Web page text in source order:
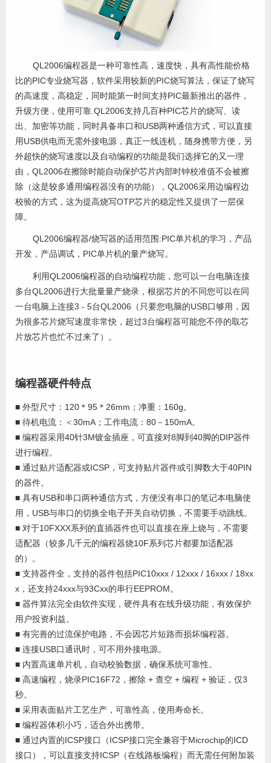
QL2006编程器是一种可靠性高，速度快，具有高性能价格
比的PIC专业烧写器，软件采用较新的PIC烧写算法，保证了烧写
的高速度，高稳定，同时能第一时间支持PIC最新推出的器件，
升级方便，使用可靠.QL2006支持几百种PIC芯片的烧写、读
出、加密等功能，同时具备串口和USB两种通信方式，可以直接
用USB供电而无需外接电源，真正一线连机，随身携带方便，另
外超快的烧写速度以及自动编程的功能是我们选择它的又一理
由，QL2006在擦除时能自动保护芯片内部时钟校准值不会被擦
除（这是较多通用编程器没有的功能），QL2006采用边编程边
校验的方式，这为提高烧写OTP芯片的稳定性又提供了一层保
障。
QL2006编程器/烧写器的适用范围:PIC单片机的学习，产品
开发，产品调试，PIC单片机的量产烧写。
利用QL2006编程器的自动编程功能，您可以一台电脑连接
多台QL2006进行大批量量产烧录，根据芯片的不同您可以在同
一台电脑上连接3 - 5台QL2006（只要您电脑的USB口够用，因
为很多芯片烧写速度非常快，超过3台编程器可能您不停的取芯
片放芯片也忙不过来了）。
编程器硬件特点
■ 外型尺寸：120＊95＊26mm；净重：160g。
■ 待机电流：＜30mA；工作电流：80－150mA。
■ 编程器采用40针3M镀金插座，可直接对8脚到40脚的DIP器件
进行编程。
■ 通过贴片适配器或ICSP，可支持贴片器件或引脚数大于40PIN
的器件。
■ 具有USB和串口两种通信方式，方便没有串口的笔记本电脑使
用，USB与串口的切换全电子开关自动切换，不需要手动跳线。
■ 对于10FXXX系列的直插器件也可以直接在座上烧与，不需要
适配器（较多几千元的编程器烧10F系列芯片都要加适配器
的）。
■ 支持器件全，支持的器件包括PIC10xxx / 12xxx / 16xxx / 18xx
x，还支持24xxx与93Cxx的串行EEPROM。
■ 器件算法完全由软件实现，硬件具有在线升级功能，有效保护
用户投资利益。
■ 有完善的过流保护电路，不会因芯片短路而损坏编程器。
■ 连接USB口通讯时，可不用外接电源。
■ 内置高速单片机，自动校验数据，确保系统可靠性。
■ 高速编程，烧录PIC16F72，擦除 + 查空 + 编程 + 验证，仅3
秒。
■ 采用表面贴片工艺生产，可靠性高，使用寿命长。
■ 编程器体积小巧，适合外出携带。
■ 通过内置的ICSP接口（ICSP接口完全兼容于Microchip的ICD
接口），可以直接支持ICSP（在线路板编程）而无需任何附加装